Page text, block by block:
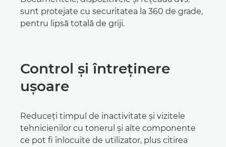
sunt protejate cu securitatea la 360 de grade,
pentru lipsă totală de griji.
Control şi întreţinere
uşoare
Reduceţi timpul de inactivitate şi vizitele
tehnicienilor cu tonerul şi alte componente
ce pot fi înlocuite de utilizator, plus citirea